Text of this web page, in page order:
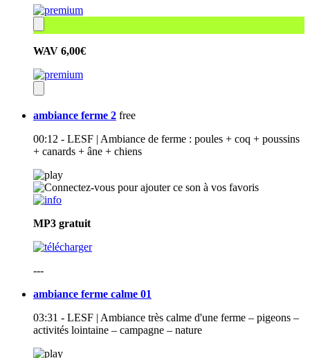
WAV 6,00€
ambiance ferme 2 free
00:12 - LESF | Ambiance de ferme : poules + coq + poussins
+ canards + âne + chiens
MP3 gratuit
---
ambiance ferme calme 01
03:31 - LESF | Ambiance très calme d'une ferme – pigeons –
activités lointaine – campagne – nature